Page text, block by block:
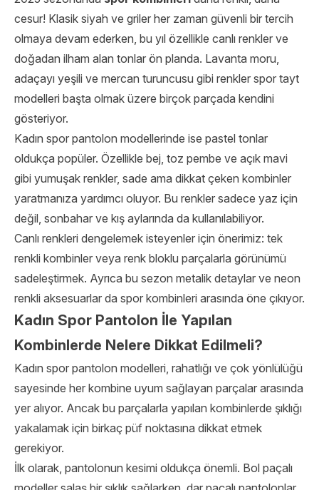
cesur! Klasik siyah ve griler her zaman güvenli bir tercih
olmaya devam ederken, bu yıl özellikle canlı renkler ve
doğadan ilham alan tonlar ön planda. Lavanta moru,
adaçayı yeşili ve mercan turuncusu gibi renkler spor tayt
modelleri başta olmak üzere birçok parçada kendini
gösteriyor.
Kadın spor pantolon modellerinde ise pastel tonlar
oldukça popüler. Özellikle bej, toz pembe ve açık mavi
gibi yumuşak renkler, sade ama dikkat çeken kombinler
yaratmanıza yardımcı oluyor. Bu renkler sadece yaz için
değil, sonbahar ve kış aylarında da kullanılabiliyor.
Canlı renkleri dengelemek isteyenler için önerimiz: tek
renkli kombinler veya renk bloklu parçalarla görünümü
sadeleştirmek. Ayrıca bu sezon metalik detaylar ve neon
renkli aksesuarlar da spor kombinleri arasında öne çıkıyor.
Kadın Spor Pantolon İle Yapılan
Kombinlerde Nelere Dikkat Edilmeli?
Kadın spor pantolon modelleri, rahatlığı ve çok yönlülüğü
sayesinde her kombine uyum sağlayan parçalar arasında
yer alıyor. Ancak bu parçalarla yapılan kombinlerde şıklığı
yakalamak için birkaç püf noktasına dikkat etmek
gerekiyor.
İlk olarak, pantolonun kesimi oldukça önemli. Bol paçalı